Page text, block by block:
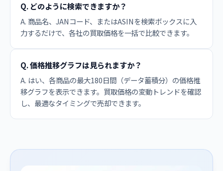
Q. どのように検索できますか？
A. 商品名、JANコード、またはASINを検索ボックスに入
力するだけで、各社の買取価格を一括で比較できます。
Q. 価格推移グラフは見られますか？
A. はい、各商品の最大180日間（データ蓄積分）の価格推
移グラフを表示できます。買取価格の変動トレンドを確認
し、最適なタイミングで売却できます。